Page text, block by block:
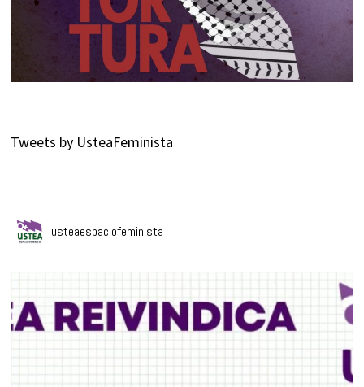
Tweets by UsteaFeminista
usteaespaciofeminista